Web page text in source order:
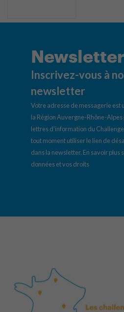
Newsletter
Inscrivez-vous à
newsletter
Votre adresse de messagerie est
la Région Auvergne-Rhône-
lettres d’information du
tout moment utiliser le lien de
dans la newsletter. En savoir plus
données et vos droits